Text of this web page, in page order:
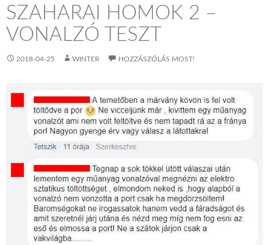
SZAHARAI HOMOK 2 –
VONALZÓ TESZT
2018-04-25 WINTER HOZZÁSZÓLÁS MOST!